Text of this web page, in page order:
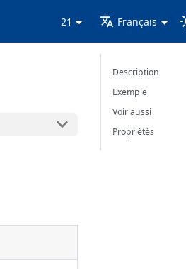
21 Français
Description
Exemple
Voir aussi
Propriétés